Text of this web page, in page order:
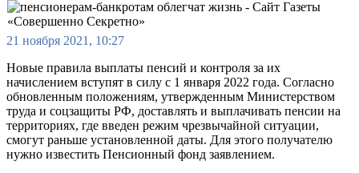
21 ноября 2021, 10:27
Новые правила выплаты пенсий и контроля за их
начислением вступят в силу с 1 января 2022 года. Согласно
обновленным положениям, утвержденным Министерством
труда и соцзащиты РФ, доставлять и выплачивать пенсии на
территориях, где введен режим чрезвычайной ситуации,
смогут раньше установленной даты. Для этого получателю
нужно известить Пенсионный фонд заявлением.